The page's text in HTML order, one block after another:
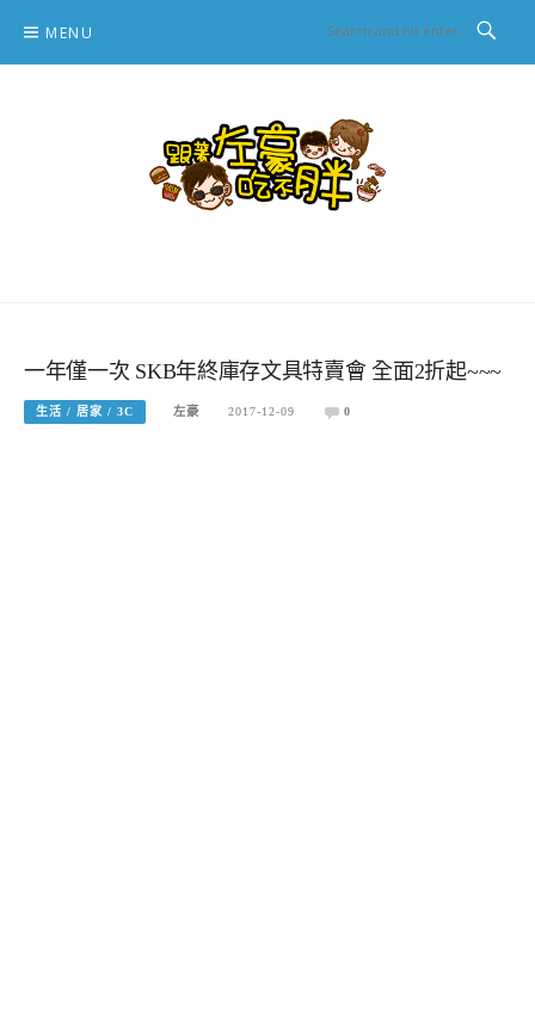
content
MENU
一年僅一次 SKB年終庫存文具特賣會 全面2折起~~~
生活 / 居家 / 3C 左豪 2017-12-09 0